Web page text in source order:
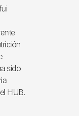
sido
HUB.